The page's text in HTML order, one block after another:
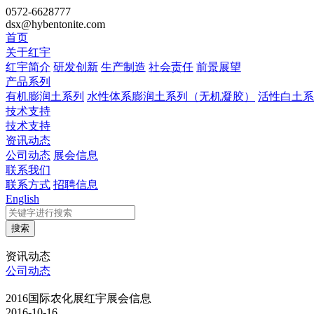
0572-6628777
dsx@hybentonite.com
首页
关于红宇
红宇简介 研发创新 生产制造 社会责任 前景展望
产品系列
有机膨润土系列 水性体系膨润土系列（无机凝胶）
活性白土
技术支持
技术支持
资讯动态
公司动态 展会信息
联系我们
联系方式 招聘信息
English
搜索
资讯动态
公司动态
2016国际农化展红宇展会信息